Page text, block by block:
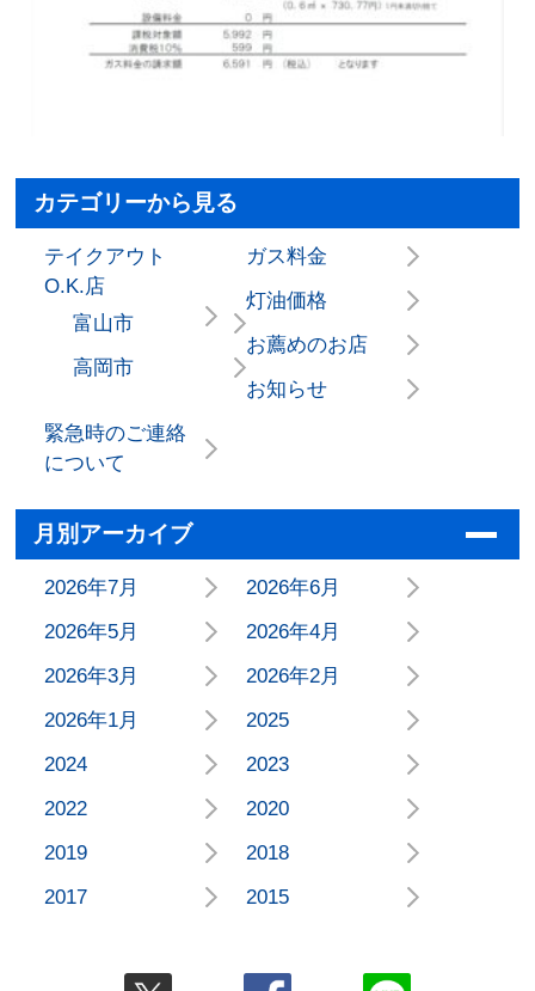
カテゴリーから見る
テイクアウト
O.K.店
富山市
高岡市
ガス料金
灯油価格
お薦めのお店
お知らせ
緊急時のご連絡
について
月別アーカイブ
2026年7月
2026年6月
2026年5月
2026年4月
2026年3月
2026年2月
2026年1月
2025
2024
2023
2022
2020
2019
2018
2017
2015